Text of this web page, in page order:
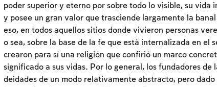
poder superior y eterno por sobre todo lo visible, su vida
y posee un gran valor que trasciende largamente la
eso, en todos aquellos sitios donde vivieron personas
o sea, sobre la base de la fe que está internalizada en el
crearon para sí una religión que confirió un marco
significado a sus vidas. Por lo general, los fundadores de
deidades de un modo relativamente abstracto, pero